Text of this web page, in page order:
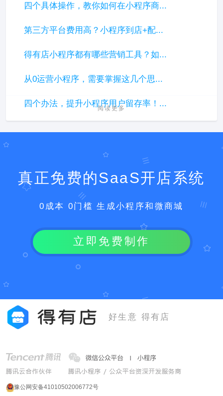
四个具体操作，教你如何在小程序商...
第三方平台费用高？小程序到店+配...
得有店小程序都有哪些营销工具？如...
从0运营小程序，需要掌握这几个思...
四个办法，提升小程序用户留存率！...
阅读更多
真正免费的SaaS开店系统
0成本 0门槛 生成小程序和微商城
立即免费制作
好生意 得有店
豫公网安备41010502006772号